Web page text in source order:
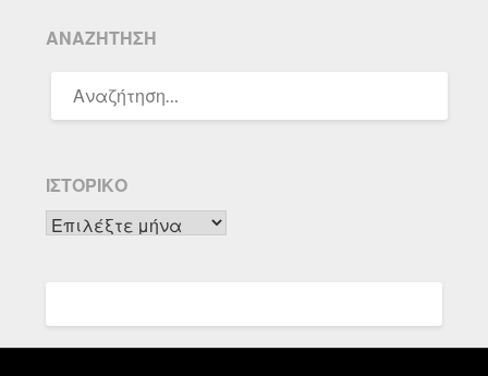
ΑΝΑΖΉΤΗΣΗ
ΓΙΑ:
ΙΣΤΟΡΙΚΌ
Ιστορικό